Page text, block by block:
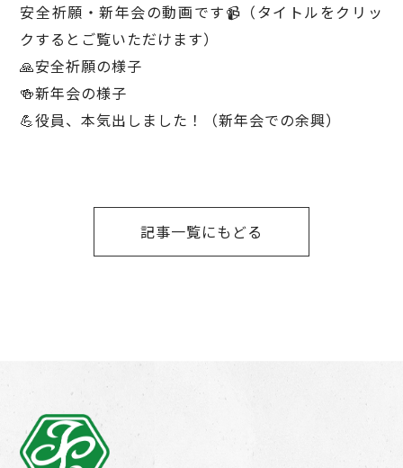
安全祈願・新年会の動画です📹（タイトルをクリッ
クするとご覧いただけます）
🙏安全祈願の様子
🍻新年会の様子
💪役員、本気出しました！（新年会での余興）
記事一覧にもどる